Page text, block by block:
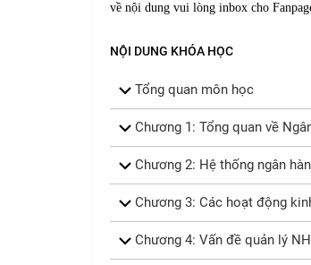
về nội dung vui lòng inbox cho
NỘI DUNG KHÓA HỌC
Tổng quan môn học
Chương 1: Tổng quan về
Chương 2: Hệ thống ngân
Chương 3: Các hoạt động
Chương 4: Vấn đề quản lý